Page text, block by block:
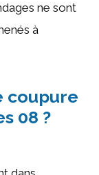
ne sont
à
coupure
08 ?